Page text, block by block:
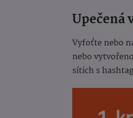
Upečená
Vyfoťte nebo
nebo
sítích s